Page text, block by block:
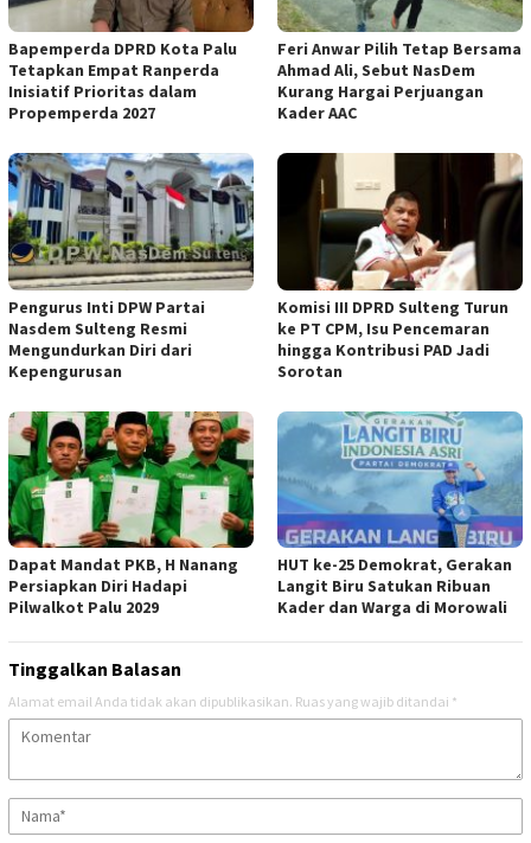
Bapemperda DPRD Kota Palu
Tetapkan Empat Ranperda
Inisiatif Prioritas dalam
Propemperda 2027
Feri Anwar Pilih Tetap Bersama
Ahmad Ali, Sebut NasDem
Kurang Hargai Perjuangan
Kader AAC
Pengurus Inti DPW Partai
Nasdem Sulteng Resmi
Mengundurkan Diri dari
Kepengurusan
Komisi III DPRD Sulteng Turun
ke PT CPM, Isu Pencemaran
hingga Kontribusi PAD Jadi
Sorotan
Dapat Mandat PKB, H Nanang
Persiapkan Diri Hadapi
Pilwalkot Palu 2029
HUT ke-25 Demokrat, Gerakan
Langit Biru Satukan Ribuan
Kader dan Warga di Morowali
Tinggalkan Balasan
Alamat email Anda tidak akan dipublikasikan. Ruas yang wajib ditandai *